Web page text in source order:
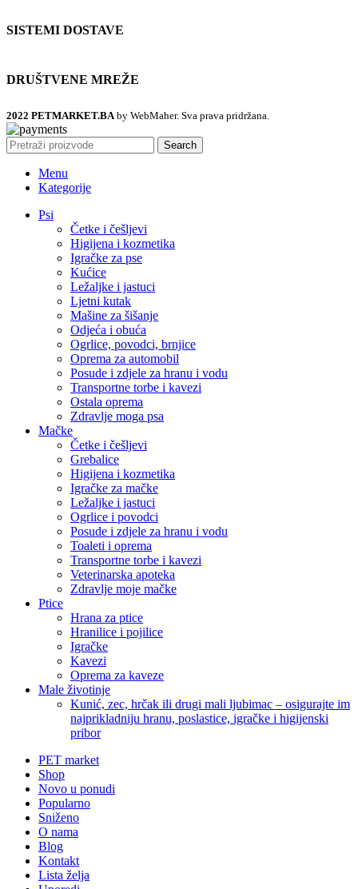
SISTEMI DOSTAVE
DRUŠTVENE MREŽE
2022 PETMARKET.BAby WebMaher. Sva prava pridržana.
Search
Menu
Kategorije
Psi
Četke i češljevi
Higijena i kozmetika
Igračke za pse
Kućice
Ležaljke i jastuci
Ljetni kutak
Mašine za šišanje
Odjeća i obuća
Ogrlice, povodci, brnjice
Oprema za automobil
Posude i zdjele za hranu i vodu
Transportne torbe i kavezi
Ostala oprema
Zdravlje moga psa
Mačke
Četke i češljevi
Grebalice
Higijena i kozmetika
Igračke za mačke
Ležaljke i jastuci
Ogrlice i povodci
Posude i zdjele za hranu i vodu
Toaleti i oprema
Transportne torbe i kavezi
Veterinarska apoteka
Zdravlje moje mačke
Ptice
Hrana za ptice
Hranilice i pojilice
Igračke
Kavezi
Oprema za kaveze
Male životinje
Kunić, zec, hrčak ili drugi mali ljubimac – osigurajte im
najprikladniju hranu, poslastice, igračke i higijenski
pribor
PET market
Shop
Novo u ponudi
Popularno
Sniženo
O nama
Blog
Kontakt
Lista želja